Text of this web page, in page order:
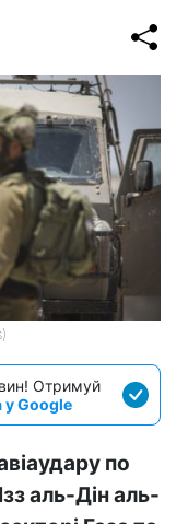
Отримуй
у Google
по
аль-Дін аль-